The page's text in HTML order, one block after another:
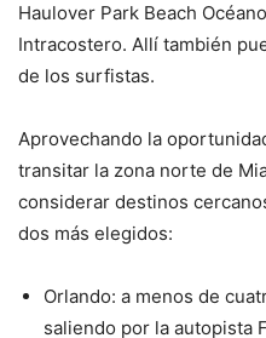
Haulover Park Beach
Intracostero. Allí también
de los surfistas.
Aprovechando la
transitar la zona norte de
considerar destinos
dos más elegidos:
Orlando: a menos de
saliendo por la autopista